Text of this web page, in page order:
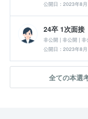
公開日：2023年8
24卒 1次面接
非公開 | 非公開 |
公開日：2023年8
全ての本選